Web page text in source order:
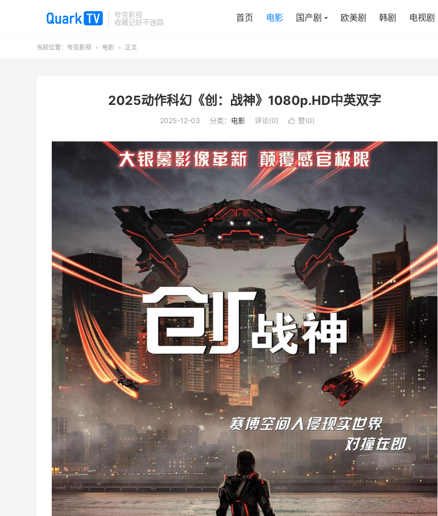
夸克影视
收藏记好不迷路
首页 电影 国产剧 欧美剧 韩剧 电视剧
当前位置： 夸克影视  电影  正文
2025动作科幻《创：战神》1080p.HD中英双字
2025-12-03 分类： 电影 评论(0)  赞(0)